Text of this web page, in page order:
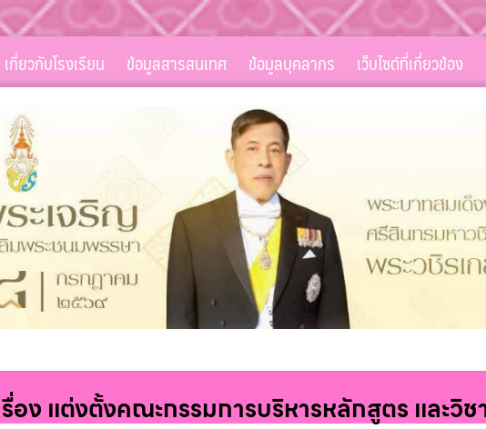
เกี่ยวกับโรงเรียน ข้อมูลสารสนเทศ ข้อมูลบุคลากร เว็บไซต์ที่เกี่ยวข้อง
อง แต่งตั้งคณะกรรมการบริหารหลักสูตร และวิ